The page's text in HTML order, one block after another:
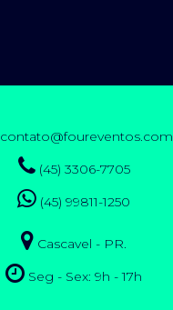
contato@foureventos.com
(45) 3306-7705
(45) 99811-1250
Cascavel - PR.
Seg - Sex: 9h - 17h